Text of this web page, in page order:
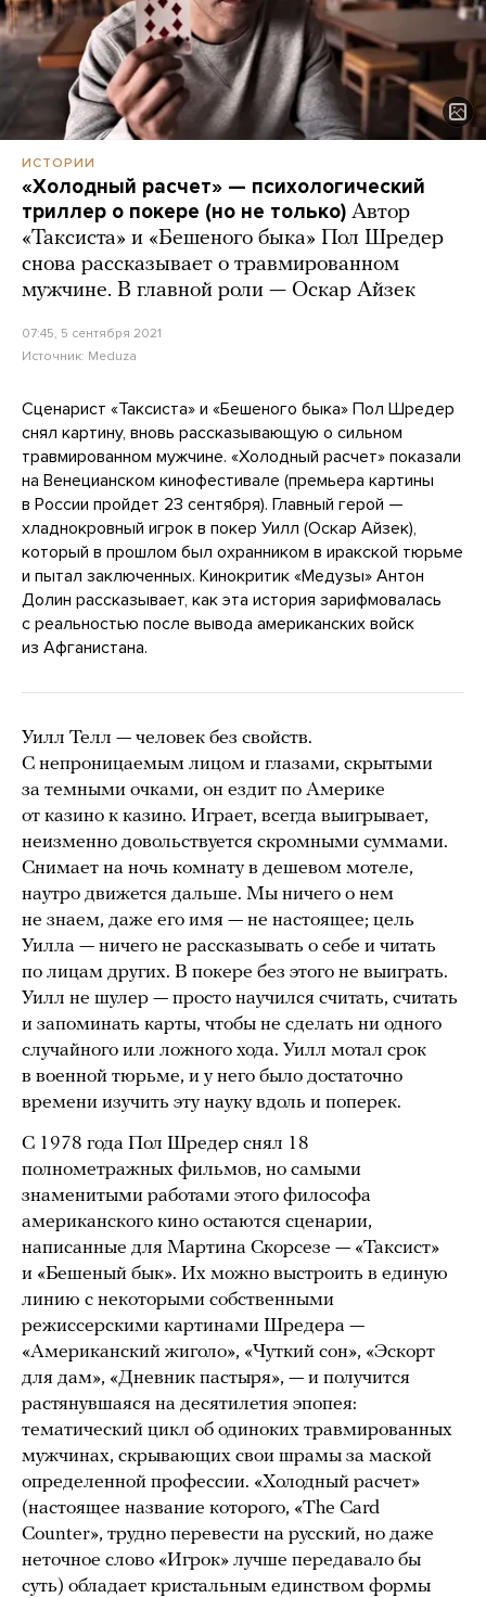
ИСТОРИИ
«Холодный расчет» — психологический
триллер о покере (но не только) Автор
«Таксиста» и «Бешеного быка» Пол Шредер
снова рассказывает о травмированном
мужчине. В главной роли — Оскар Айзек
07:45, 5 сентября 2021
Источник: Meduza
Сценарист «Таксиста» и «Бешеного быка» Пол Шредер
снял картину, вновь рассказывающую о сильном
травмированном мужчине. «Холодный расчет» показали
на Венецианском кинофестивале (премьера картины
в России пройдет 23 сентября). Главный герой —
хладнокровный игрок в покер Уилл (Оскар Айзек),
который в прошлом был охранником в иракской тюрьме
и пытал заключенных. Кинокритик «Медузы» Антон
Долин рассказывает, как эта история зарифмовалась
с реальностью после вывода американских войск
из Афганистана.
Уилл Телл — человек без свойств.
С непроницаемым лицом и глазами, скрытыми
за темными очками, он ездит по Америке
от казино к казино. Играет, всегда выигрывает,
неизменно довольствуется скромными суммами.
Снимает на ночь комнату в дешевом мотеле,
наутро движется дальше. Мы ничего о нем
не знаем, даже его имя — не настоящее; цель
Уилла — ничего не рассказывать о себе и читать
по лицам других. В покере без этого не выиграть.
Уилл не шулер — просто научился считать, считать
и запоминать карты, чтобы не сделать ни одного
случайного или ложного хода. Уилл мотал срок
в военной тюрьме, и у него было достаточно
времени изучить эту науку вдоль и поперек.
С 1978 года Пол Шредер снял 18
полнометражных фильмов, но самыми
знаменитыми работами этого философа
американского кино остаются сценарии,
написанные для Мартина Скорсезе — «Таксист»
и «Бешеный бык». Их можно выстроить в единую
линию с некоторыми собственными
режиссерскими картинами Шредера —
«Американский жиголо», «Чуткий сон», «Эскорт
для дам», «Дневник пастыря», — и получится
растянувшаяся на десятилетия эпопея:
тематический цикл об одиноких травмированных
мужчинах, скрывающих свои шрамы за маской
определенной профессии. «Холодный расчет»
(настоящее название которого, «The Card
Counter», трудно перевести на русский, но даже
неточное слово «Игрок» лучше передавало бы
суть) обладает кристальным единством формы